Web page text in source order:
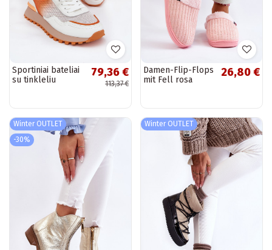
Sportiniai bateliai
su tinkleliu
79,36 €
113,37 €
Damen-Flip-Flops
mit Fell rosa
26,80 €
Winter OUTLET
-30%
Winter OUTLET